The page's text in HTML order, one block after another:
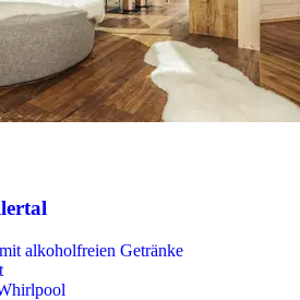
alkoholfreien Getränke